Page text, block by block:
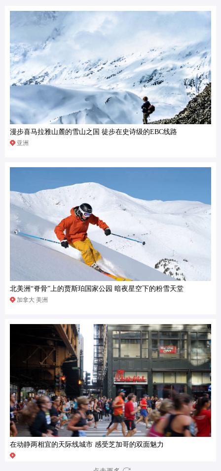
漫步喜马拉雅山麓的雪山之国 徒步在史诗级的EBC线路
亚洲
北美洲“脊骨”上的贾斯珀国家公园 暗夜星空下的粉雪天堂
加拿大 美洲
在动静两相宜的天际线城市 感受芝加哥的双面魅力